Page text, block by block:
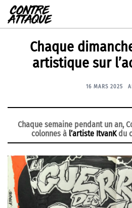
Aller
au
contenu
Chaque
artistique sur
16 MARS 2025
Chaque semaine pendant un an,
colonnes à l’artiste ItvanKdu